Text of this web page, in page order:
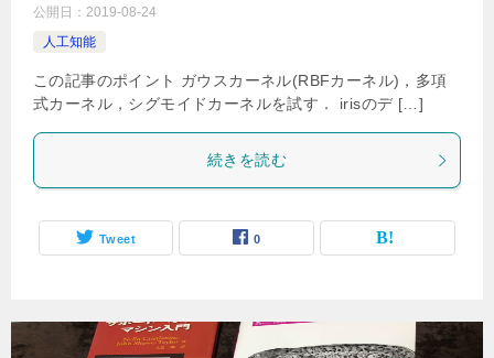
公開日： 2019-08-24
人工知能
この記事のポイント ガウスカーネル(RBFカーネル)，多項
式カーネル，シグモイドカーネルを試す． irisのデ […]
続きを読む
Tweet 0